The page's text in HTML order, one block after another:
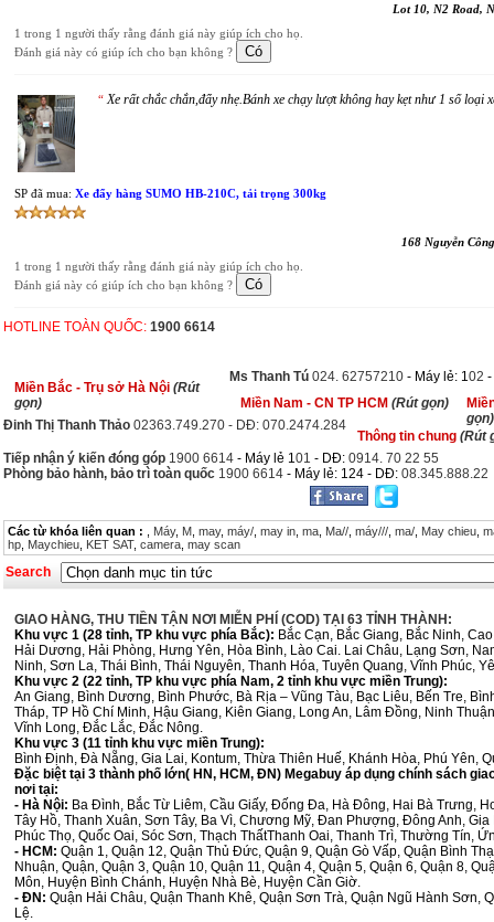
Lot 10, N2 Road,
1 trong 1 người thấy rằng đánh giá này giúp ích cho họ.
Đánh giá này có giúp ích cho bạn không ?
“ Xe rất chắc chắn,đẩy nhẹ.Bánh xe chạy lượt không hay kẹt như 1 số loại
SP đã mua: Xe đẩy hàng SUMO HB-210C, tải trọng 300kg
168 Nguyễn
1 trong 1 người thấy rằng đánh giá này giúp ích cho họ.
Đánh giá này có giúp ích cho bạn không ?
HOTLINE TOÀN QUỐC: 1900 6614
Miền Bắc - Trụ sở Hà Nội (Rút
gọn)
Ms Thanh Tú 024. 62757210 - Máy lẻ: 102
Miền Nam - CN TP HCM (Rút gọn)
gọn)
Đinh Thị Thanh Thảo 02363.749.270 - DĐ: 070.2474.284
Thông tin chung (Rút
Tiếp nhận ý kiến đóng góp 1900 6614 - Máy lẻ 101 - DĐ: 0914. 70 22 55
Phòng bảo hành, bảo trì toàn quốc 1900 6614 - Máy lẻ: 124 - DĐ: 08.345.888.22
Các từ khóa liên quan : Máy, M may, máy/ may in ma Ma// máy/// ma/ May chieu
hp Maychieu KET SAT, camera may scan
Search
GIAO HÀNG, THU TIỀN TẬN NƠI MIỄN PHÍ (COD) TẠI 63 TỈNH THÀNH:
Khu vực 1 (28 tỉnh, TP khu vực phía Bắc): Bắc Cạn, Bắc Giang, Bắc Ninh,
Hải Dương, Hải Phòng, Hưng Yên, Hòa Bình, Lào Cai. Lai Châu, Lạng Sơn,
Ninh, Sơn La, Thái Bình, Thái Nguyên, Thanh Hóa, Tuyên Quang, Vĩnh Phúc,
Khu vực 2 (22 tỉnh, TP khu vực phía Nam, 2 tỉnh khu vực miền Trung):
An Giang, Bình Dương, Bình Phước, Bà Rịa – Vũng Tàu, Bạc Liêu, Bến Tre,
Tháp, TP Hồ Chí Minh, Hậu Giang, Kiên Giang, Long An, Lâm Đồng, Ninh
Vĩnh Long, Đắc Lắc, Đắc Nông.
Khu vực 3 (11 tỉnh khu vực miền Trung):
Bình Định, Đà Nẵng, Gia Lai, Kontum, Thừa Thiên Huế, Khánh Hòa, Phú Yên,
Đặc biệt tại 3 thành phố lớn( HN, HCM, ĐN) Megabuy áp dụng chính sách
nơi tại:
- Hà Nội: Ba Đình, Bắc Từ Liêm, Cầu Giấy, Đống Đa, Hà Đông, Hai Bà Trưng,
Tây Hồ, Thanh Xuân, Sơn Tây, Ba Vì, Chương Mỹ, Đan Phượng, Đông Anh,
Phúc Thọ, Quốc Oai, Sóc Sơn, Thạch ThấtThanh Oai, Thanh Trì, Thường Tín,
- HCM: Quận 1, Quận 12, Quận Thủ Đức, Quận 9, Quận Gò Vấp, Quận Bình
Nhuận, Quận, Quận 3, Quận 10, Quận 11, Quận 4, Quận 5, Quận 6, Quận 8,
Môn, Huyện Bình Chánh, Huyện Nhà Bè, Huyện Cần Giờ.
- ĐN: Quận Hải Châu, Quận Thanh Khê, Quận Sơn Trà, Quận Ngũ Hành Sơn,
Lệ.